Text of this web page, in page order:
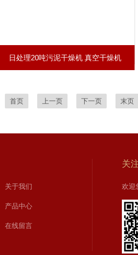
日处理20吨污泥干燥机 真空干燥机
首页 上一页 下一页 末页
关于我们
产品中心
在线留言
关
欢迎